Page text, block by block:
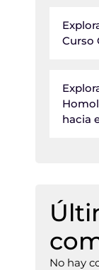
Curso
hacia
No hay